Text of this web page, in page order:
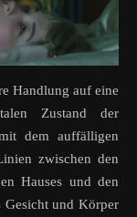
Handlung auf eine
Zustand der
dem auffälligen
zwischen den
Hauses und den
Gesicht und Körper